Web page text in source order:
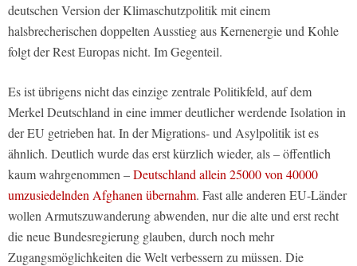
deutschen Version der Klimaschutzpolitik mit einem
halsbrecherischen doppelten Ausstieg aus Kernenergie und Kohle
folgt der Rest Europas nicht. Im Gegenteil.
Es ist übrigens nicht das einzige zentrale Politikfeld, auf dem
Merkel Deutschland in eine immer deutlicher werdende Isolation in
der EU getrieben hat. In der Migrations- und Asylpolitik ist es
ähnlich. Deutlich wurde das erst kürzlich wieder, als – öffentlich
kaum wahrgenommen –Deutschland allein 25000 von 40000
umzusiedelnden Afghanen übernahm. Fast alle anderen EU-Länder
wollen Armutszuwanderung abwenden, nur die alte und erst recht
die neue Bundesregierung glauben, durch noch mehr
Zugangsmöglichkeiten die Welt verbessern zu müssen. Die